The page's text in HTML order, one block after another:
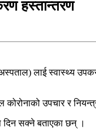
हस्तान्तरण
अस्पताल) लाई स्वास्थ्य
उपचार र
सक्ने बताएका छन् ।